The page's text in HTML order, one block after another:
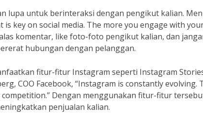
lupa untuk berinteraksi dengan pengikut kalian.
is key on social media. The more you engage with
komentar, like foto-foto pengikut kalian, dan
hubungan dengan pelanggan.
fitur-fitur Instagram seperti Instagram
COO Facebook, “Instagram is constantly
Dengan menggunakan fitur-fitur
penjualan kalian.